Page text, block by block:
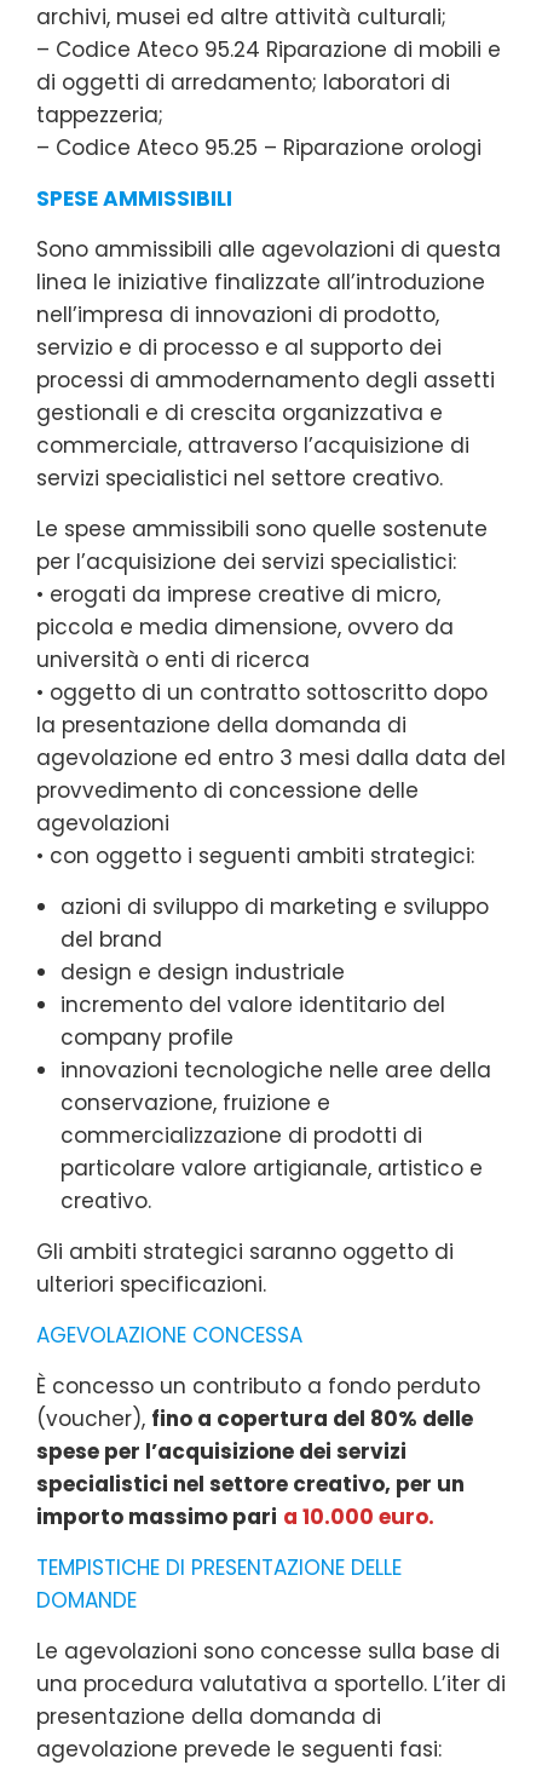
archivi, musei ed altre attività culturali;
– Codice Ateco 95.24 Riparazione di mobili e
di oggetti di arredamento; laboratori di
tappezzeria;
– Codice Ateco 95.25 – Riparazione orologi
SPESE AMMISSIBILI
Sono ammissibili alle agevolazioni di questa
linea le iniziative finalizzate all’introduzione
nell’impresa di innovazioni di prodotto,
servizio e di processo e al supporto dei
processi di ammodernamento degli assetti
gestionali e di crescita organizzativa e
commerciale, attraverso l’acquisizione di
servizi specialistici nel settore creativo.
Le spese ammissibili sono quelle sostenute
per l’acquisizione dei servizi specialistici:
• erogati da imprese creative di micro,
piccola e media dimensione, ovvero da
università o enti di ricerca
• oggetto di un contratto sottoscritto dopo
la presentazione della domanda di
agevolazione ed entro 3 mesi dalla data del
provvedimento di concessione delle
agevolazioni
• con oggetto i seguenti ambiti strategici:
azioni di sviluppo di marketing e sviluppo
del brand
design e design industriale
incremento del valore identitario del
company profile
innovazioni tecnologiche nelle aree della
conservazione, fruizione e
commercializzazione di prodotti di
particolare valore artigianale, artistico e
creativo.
Gli ambiti strategici saranno oggetto di
ulteriori specificazioni.
AGEVOLAZIONE CONCESSA
È concesso un contributo a fondo perduto
(voucher), fino a copertura del 80% delle
spese per l’acquisizione dei servizi
specialistici nel settore creativo, per un
importo massimo pari a 10.000 euro.
TEMPISTICHE DI PRESENTAZIONE DELLE
DOMANDE
Le agevolazioni sono concesse sulla base di
una procedura valutativa a sportello. L’iter di
presentazione della domanda di
agevolazione prevede le seguenti fasi: